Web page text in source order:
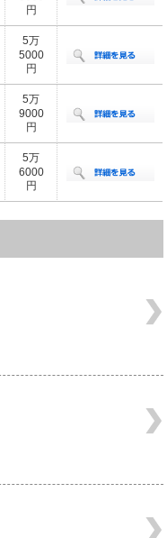
円
5万
5000
円
5万
9000
円
5万
6000
円